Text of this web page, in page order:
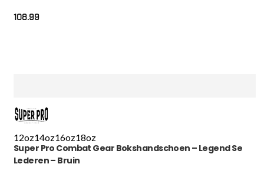
108.99
12oz14oz16oz18oz
Super Pro Combat Gear Bokshandschoen – Legend Se
Lederen – Bruin